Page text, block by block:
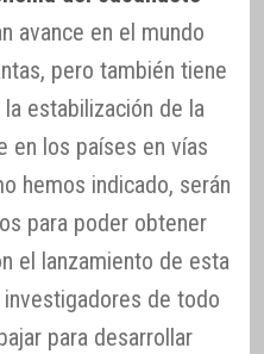
avance en el mundo
pero también tiene
estabilización de la
en los países en vías
hemos indicado, serán
para poder obtener
el lanzamiento de esta
de todo
para desarrollar